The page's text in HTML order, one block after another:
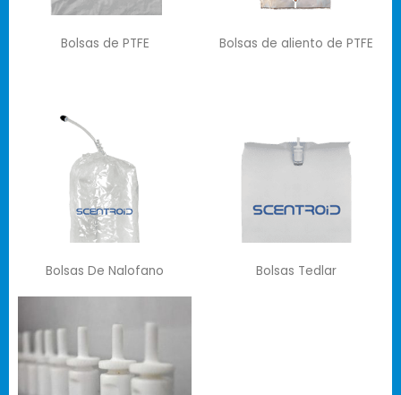
Bolsas de PTFE Bolsas de aliento de PTFE
Bolsas De Nalofano Bolsas Tedlar